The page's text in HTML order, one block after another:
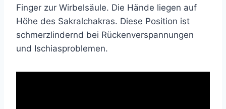
Finger zur Wirbelsäule. Die Hände liegen auf
Höhe des Sakralchakras. Diese Position ist
schmerzlindernd bei Rückenverspannungen
und Ischiasproblemen.